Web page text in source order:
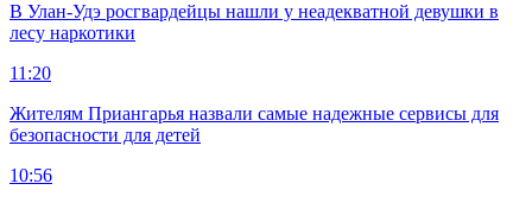
В Улан-Удэ росгвардейцы нашли у неадекватной девушки в
лесу наркотики
11:20
Жителям Приангарья назвали самые надежные сервисы для
безопасности для детей
10:56